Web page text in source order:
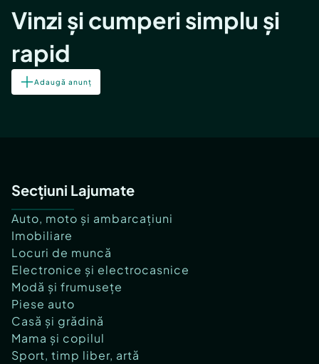
Vinzi și cumperi simplu și
rapid
Adaugă anunț
Secțiuni Lajumate
Auto, moto și ambarcațiuni
Imobiliare
Locuri de muncă
Electronice și electrocasnice
Modă și frumusețe
Piese auto
Casă și grădină
Mama și copilul
Sport, timp liber, artă